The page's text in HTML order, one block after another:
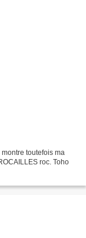
toutefois ma
roc. Toho